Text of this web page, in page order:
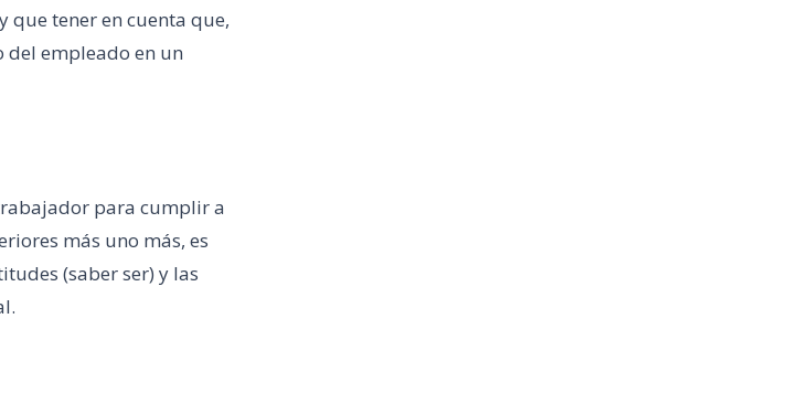
que tener en cuenta que,
del empleado en un
para cumplir a
más uno más, es
(saber ser) y las